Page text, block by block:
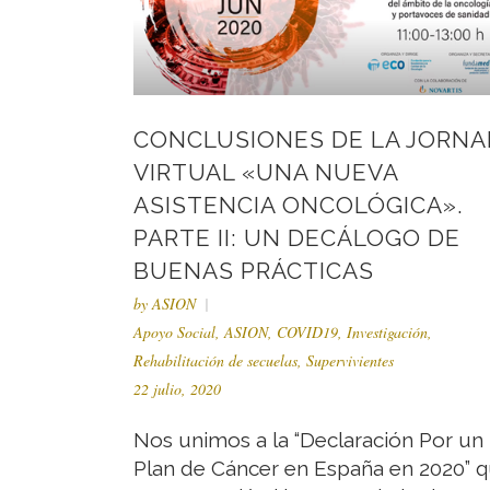
CONCLUSIONES DE LA
VIRTUAL «UNA NUEVA
ASISTENCIA ONCOLÓGICA».
PARTE II: UN DECÁLOGO DE
BUENAS PRÁCTICAS
byASION
Apoyo Social,ASION, COVID19, Investigación,
Rehabilitación de secuelas, Supervivientes
22 julio, 2020
Nos unimos a la “Declaración Por un
Plan de Cáncer en España en 2020”